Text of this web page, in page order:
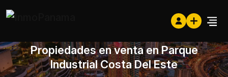
Propiedades en venta en Parque
Industrial Costa Del Este